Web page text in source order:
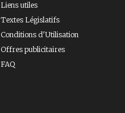
Liens utiles
Textes Législatifs
Conditions d'Utilisation
Offres publicitaires
FAQ